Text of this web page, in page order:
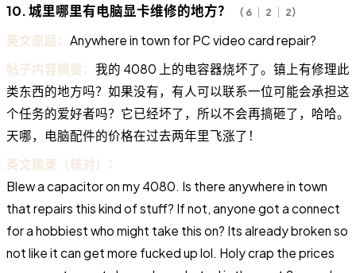
10. 城里哪里有电脑显卡维修的地方？ （ 6 ｜ 2 ｜ 2）
英文原题： Anywhere in town for PC video card repair?
帖子内容摘要： 我的 4080 上的电容器烧坏了。镇上有修理此
类东西的地方吗？如果没有，有人可以联系一位可能会承担这
个任务的爱好者吗？它已经坏了，所以不会再搞砸了，哈哈。
天哪，电脑配件的价格在过去两年里飞涨了！
英文摘录（核对）：
Blew a capacitor on my 4080. Is there anywhere in town
that repairs this kind of stuff? If not, anyone got a connect
for a hobbiest who might take this on? Its already broken so
not like it can get more fucked up lol. Holy crap the prices